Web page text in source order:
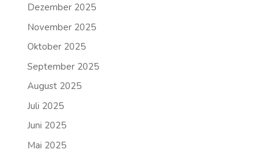
Dezember 2025
November 2025
Oktober 2025
September 2025
August 2025
Juli 2025
Juni 2025
Mai 2025